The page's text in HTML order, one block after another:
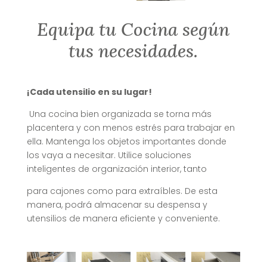
Equipa tu Cocina según
tus necesidades.
¡Cada utensilio en su lugar!
Una cocina bien organizada se torna más
placentera y con menos estrés para trabajar en
ella. Mantenga los objetos importantes donde
los vaya a necesitar. Utilice soluciones
inteligentes de organización interior, tanto
para cajones como para extraíbles. De esta
manera, podrá almacenar su despensa y
utensilios de manera eficiente y conveniente.